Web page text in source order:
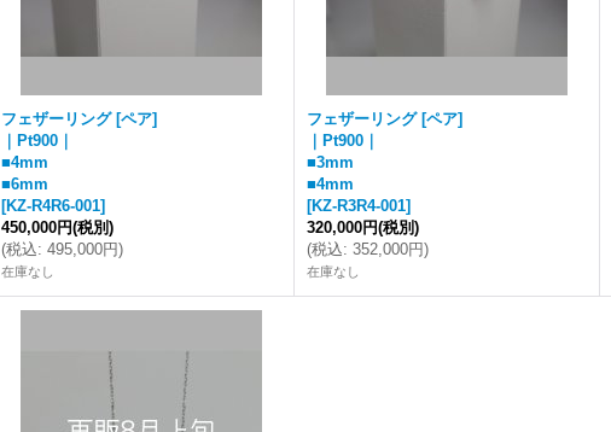
フェザーリング [ペア]
｜Pt900｜
■4mm
■6mm
[KZ-R4R6-001]
450,000円(税別)
(税込: 495,000円)
在庫なし
フェザーリング [ペア]
｜Pt900｜
■3mm
■4mm
[KZ-R3R4-001]
320,000円(税別)
(税込: 352,000円)
在庫なし